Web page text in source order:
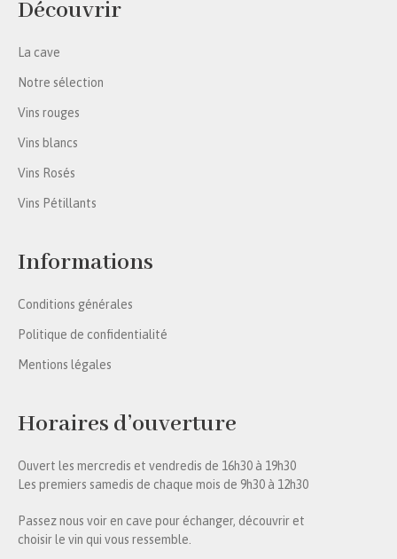
Découvrir
La cave
Notre sélection
Vins rouges
Vins blancs
Vins Rosés
Vins Pétillants
Informations
Conditions générales
Politique de confidentialité
Mentions légales
Horaires d’ouverture
Ouvert les mercredis et vendredis de 16h30 à 19h30
Les premiers samedis de chaque mois de 9h30 à 12h30
Passez nous voir en cave pour échanger, découvrir et
choisir le vin qui vous ressemble.